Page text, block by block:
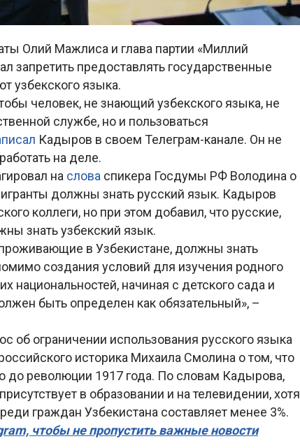
Олий Мажлиса и глава партии «Миллий
запретить предоставлять государственные
узбекского языка.
человек, не знающий узбекского языка, не
службе, но и пользоваться
Кадыров в своем Телеграм-канале. Он не
на деле.
на слова спикера Госдумы РФ Володина о
должны знать русский язык. Кадыров
коллеги, но при этом добавил, что русские,
знать узбекский язык.
в Узбекистане, должны знать
создания условий для изучения родного
национальностей, начиная с детского сада и
быть определен как обязательный», –
об ограничении использования русского языка
историка Михаила Смолина о том, что
до революции 1917 года. По словам Кадырова,
в образовании и на телевидении, хотя
граждан Узбекистана составляет менее 3%.
чтобы не пропустить важные новости